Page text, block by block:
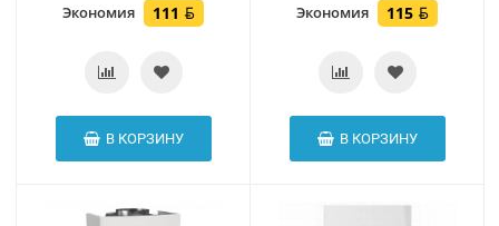
Экономия 111
В КОРЗИНУ
Экономия 115
В КОРЗИНУ